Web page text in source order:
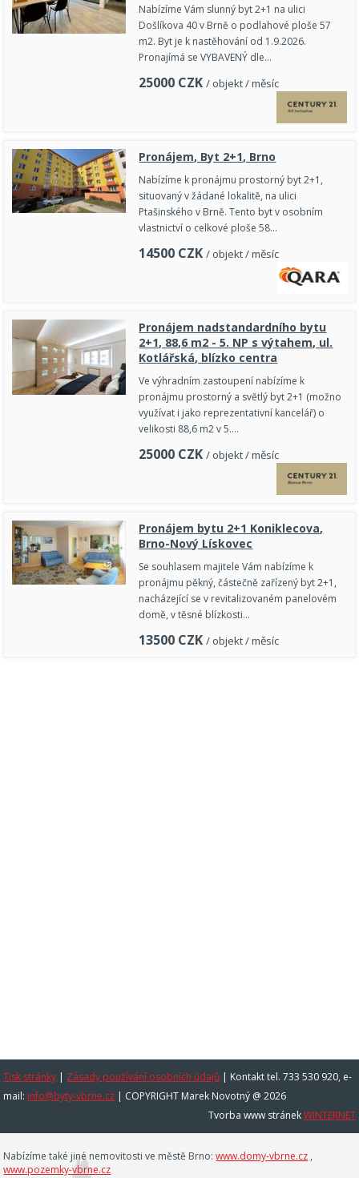
Nabízíme Vám slunný byt 2+1 na ulici
Došlíkova 40 v Brně o podlahové ploše 57
m2. Byt je k nastěhování od 1.9.2026.
Pronajímá se VYBAVENÝ dle…
25000 CZK / objekt / měsíc
Pronájem, Byt 2+1, Brno
Nabízíme k pronájmu prostorný byt 2+1,
situovaný v žádané lokalitě, na ulici
Ptašinského v Brně. Tento byt v osobním
vlastnictví o celkové ploše 58…
14500 CZK / objekt / měsíc
Pronájem nadstandardního bytu
2+1, 88,6 m2 - 5. NP s výtahem, ul.
Kotlářská, blízko centra
Ve výhradním zastoupení nabízíme k
pronájmu prostorný a světlý byt 2+1 (možno
využívat i jako reprezentativní kancelář) o
velikosti 88,6 m2 v 5.…
25000 CZK / objekt / měsíc
Pronájem bytu 2+1 Koniklecova,
Brno-Nový Lískovec
Se souhlasem majitele Vám nabízíme k
pronájmu pěkný, částečně zařízený byt 2+1,
nacházející se v revitalizovaném panelovém
domě, v těsné blízkosti…
13500 CZK / objekt / měsíc
Tisk stránky | Zásady používání osobních údajů | Kontakt tel. 733 530 920, e-
mail: info@byty-vbrne.cz | COPYRIGHT Marek Novotný @ 2026
Tvorba www stránekWINTERNET
Nabízíme také jiné nemovitosti ve městě Brno:www.domy-vbrne.cz ,
www.pozemky-vbrne.cz